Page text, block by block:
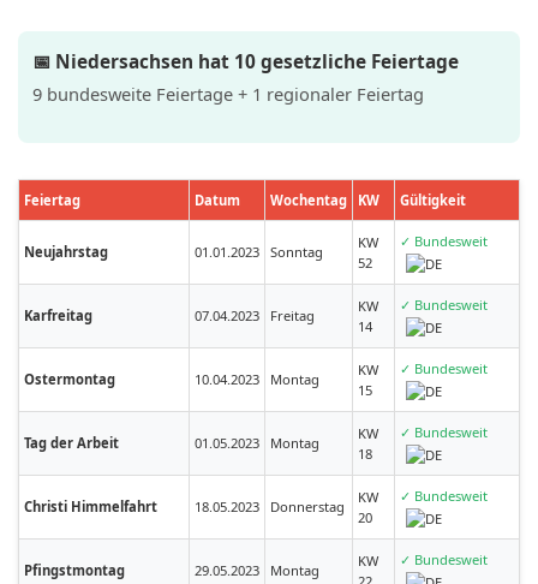
📅 Niedersachsen hat 10 gesetzliche Feiertage
9 bundesweite Feiertage + 1 regionaler Feiertag
Feiertag Datum Wochentag KW Gültigkeit
Neujahrstag 01.01.2023 Sonntag
KW
52
✓ Bundesweit
Karfreitag 07.04.2023 Freitag
KW
14
✓ Bundesweit
Ostermontag 10.04.2023 Montag
KW
15
✓ Bundesweit
Tag der Arbeit 01.05.2023 Montag
KW
18
✓ Bundesweit
Christi Himmelfahrt 18.05.2023 Donnerstag
KW
20
✓ Bundesweit
Pfingstmontag 29.05.2023 Montag
KW
✓ Bundesweit